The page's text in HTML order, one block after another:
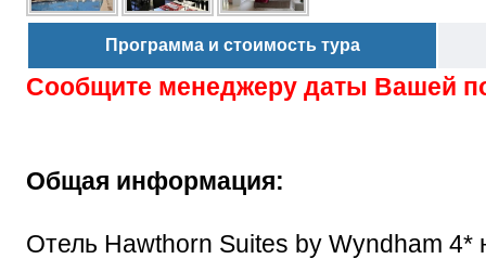
Программа и стоимость тура
Сообщите менеджеру даты Вашей
Общая информация:
Отель Hawthorn Suites by Wyndham 4*